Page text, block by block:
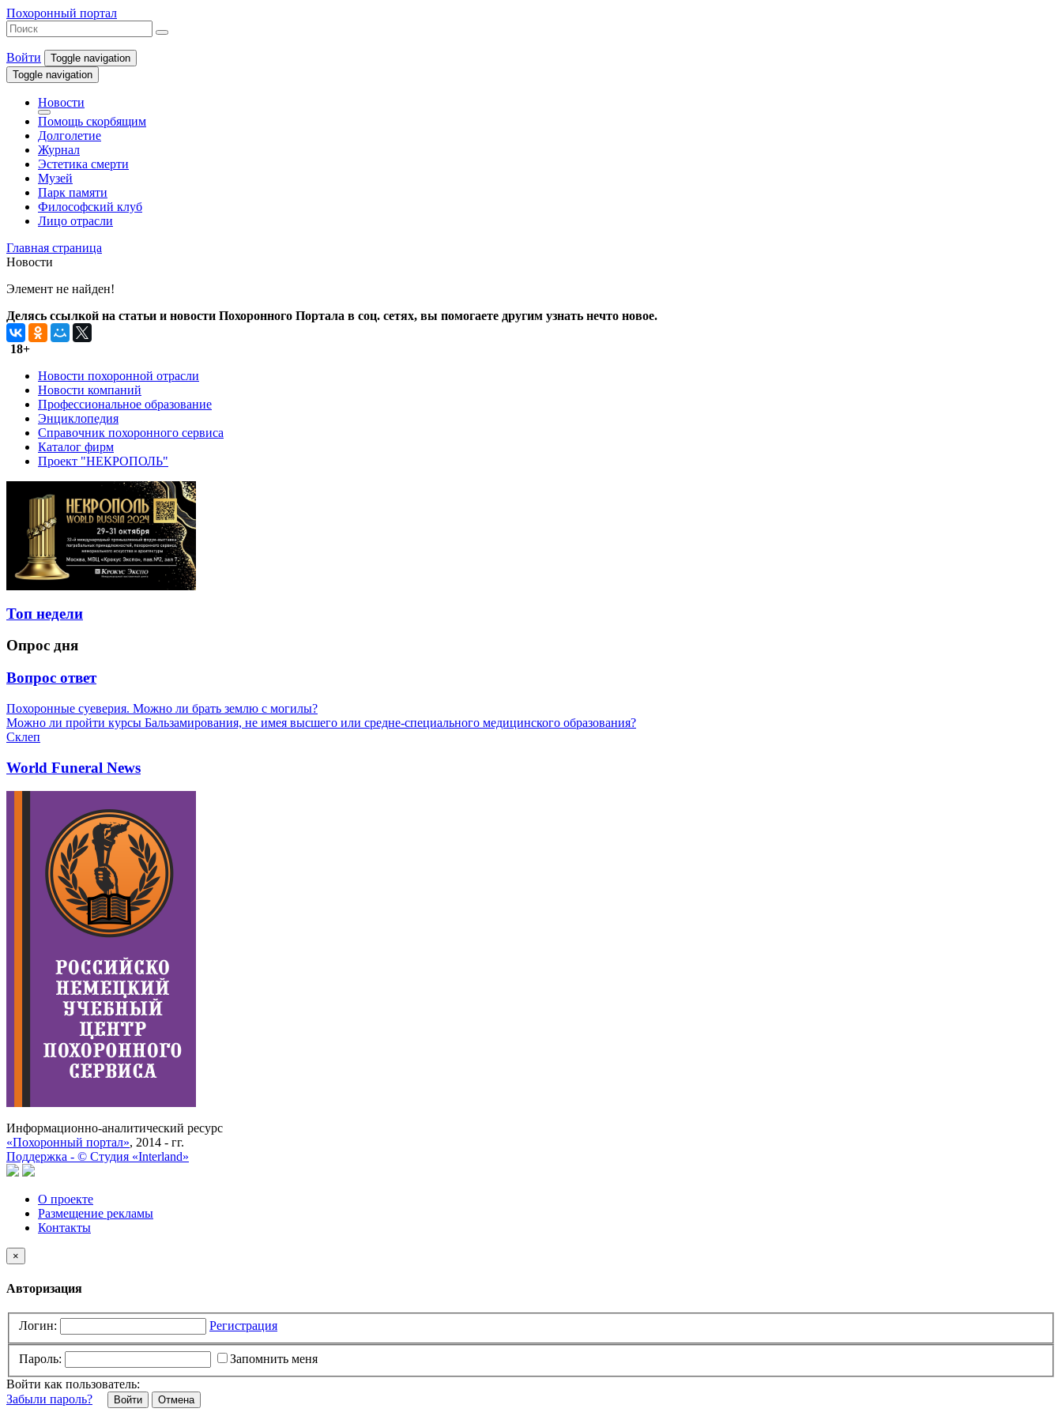
Похоронный портал
Войти
Toggle navigation
Toggle navigation
Новости
Помощь скорбящим
Долголетие
Журнал
Эстетика смерти
Музей
Парк памяти
Философский клуб
Лицо отрасли
Главная страница
Новости
Элемент не найден!
Делясь ссылкой на статьи и новости Похоронного Портала в соц. сетях, вы помогаете другим узнать нечто новое.
18+
Новости похоронной отрасли
Новости компаний
Профессиональное образование
Энциклопедия
Справочник похоронного сервиса
Каталог фирм
Проект "НЕКРОПОЛЬ"
Топ недели
Опрос дня
Вопрос ответ
Похоронные суеверия. Можно ли брать землю с могилы?
Можно ли пройти курсы Бальзамирования, не имея высшего или средне-специального медицинского образования?
Склеп
World Funeral News
Информационно-аналитический ресурс
«Похоронный портал», 2014 - гг.
Поддержка - © Cтудия «Interland»
О проекте
Размещение рекламы
Контакты
×
Авторизация
Логин: Регистрация
Пароль:
Запомнить меня
Войти как пользователь:
Забыли пароль?
Отмена